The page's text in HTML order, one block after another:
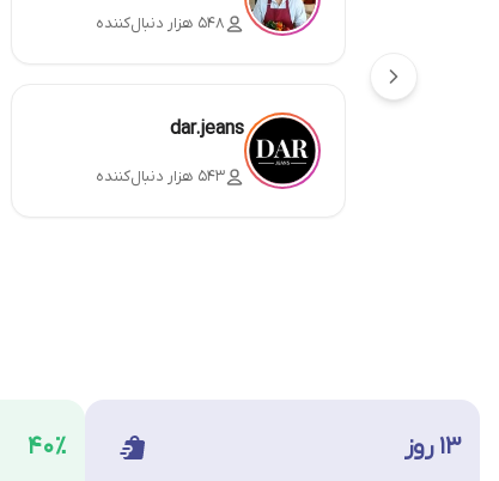
۵۴۸ هزار دنبال‌کننده
dar.jeans
۵۴۳ هزار دنبال‌کننده
۴۰٪ ۱۳ روز